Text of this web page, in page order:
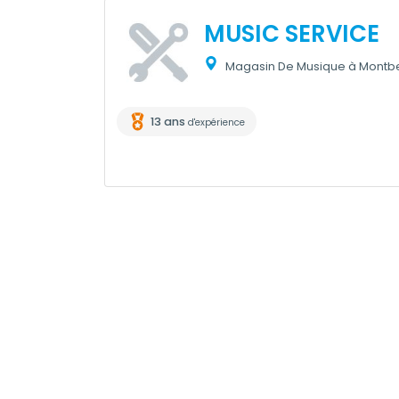
MUSIC SERVICE
Magasin De Musique à
13 ans d'expérience